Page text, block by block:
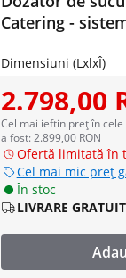
Catering -
Dimensiuni (LxlxÎ)
2.798,00
Cel mai ieftin preț în
a fost: 2.899,00 RON
Ofertă limitată în
Cel mai mic preț
În stoc
LIVRARE